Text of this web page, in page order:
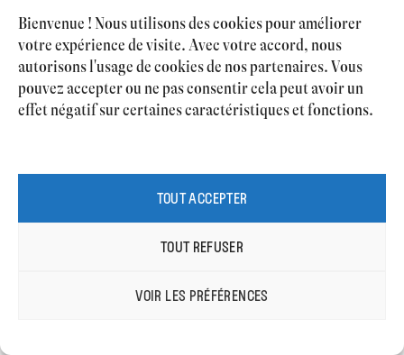
Bienvenue ! Nous utilisons des cookies pour améliorer
votre expérience de visite. Avec votre accord, nous
autorisons l'usage de cookies de nos partenaires. Vous
pouvez accepter ou ne pas consentir cela peut avoir un
effet négatif sur certaines caractéristiques et fonctions.
TOUT ACCEPTER
TOUT REFUSER
VOIR LES PRÉFÉRENCES